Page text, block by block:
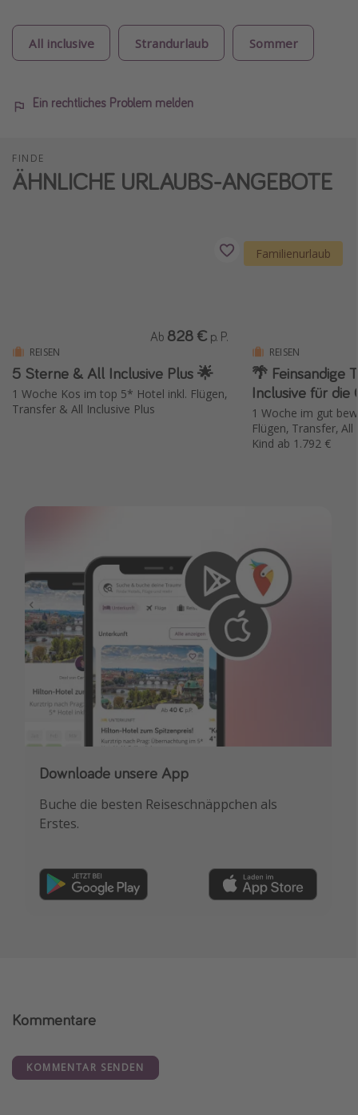
All inclusive Strandurlaub Sommer
Ein rechtliches Problem melden
FINDE
ÄHNLICHE URLAUBS-ANGEBOTE
REISEN
5 Sterne & All Inclusive Plus 🌟
1 Woche Kos im top 5* Hotel inkl. Flügen,
Transfer & All Inclusive Plus
Ab 828 € p. P.
Familienurlaub
REISEN
🌴 Feinsandige
Inclusive für die
1 Woche im gut
Flügen, Transfer,
Kind ab 1.792 €
Downloade unsere App
Buche die besten Reiseschnäppchen als
Erstes.
Kommentare
KOMMENTAR SENDEN